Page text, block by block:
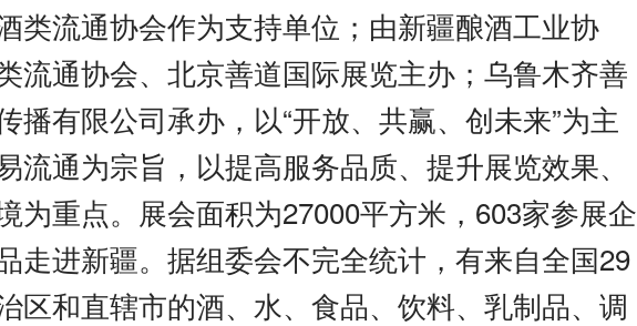
类流通协会作为支持单位；由新疆酿酒工业协
流通协会、北京善道国际展览主办；乌鲁木齐善
播有限公司承办，以“开放、共赢、创未来”为主
流通为宗旨，以提高服务品质、提升展览效果、
为重点。展会面积为27000平方米，603家参展企
走进新疆。据组委会不完全统计，有来自全国29
区和直辖市的酒、水、食品、饮料、乳制品、调